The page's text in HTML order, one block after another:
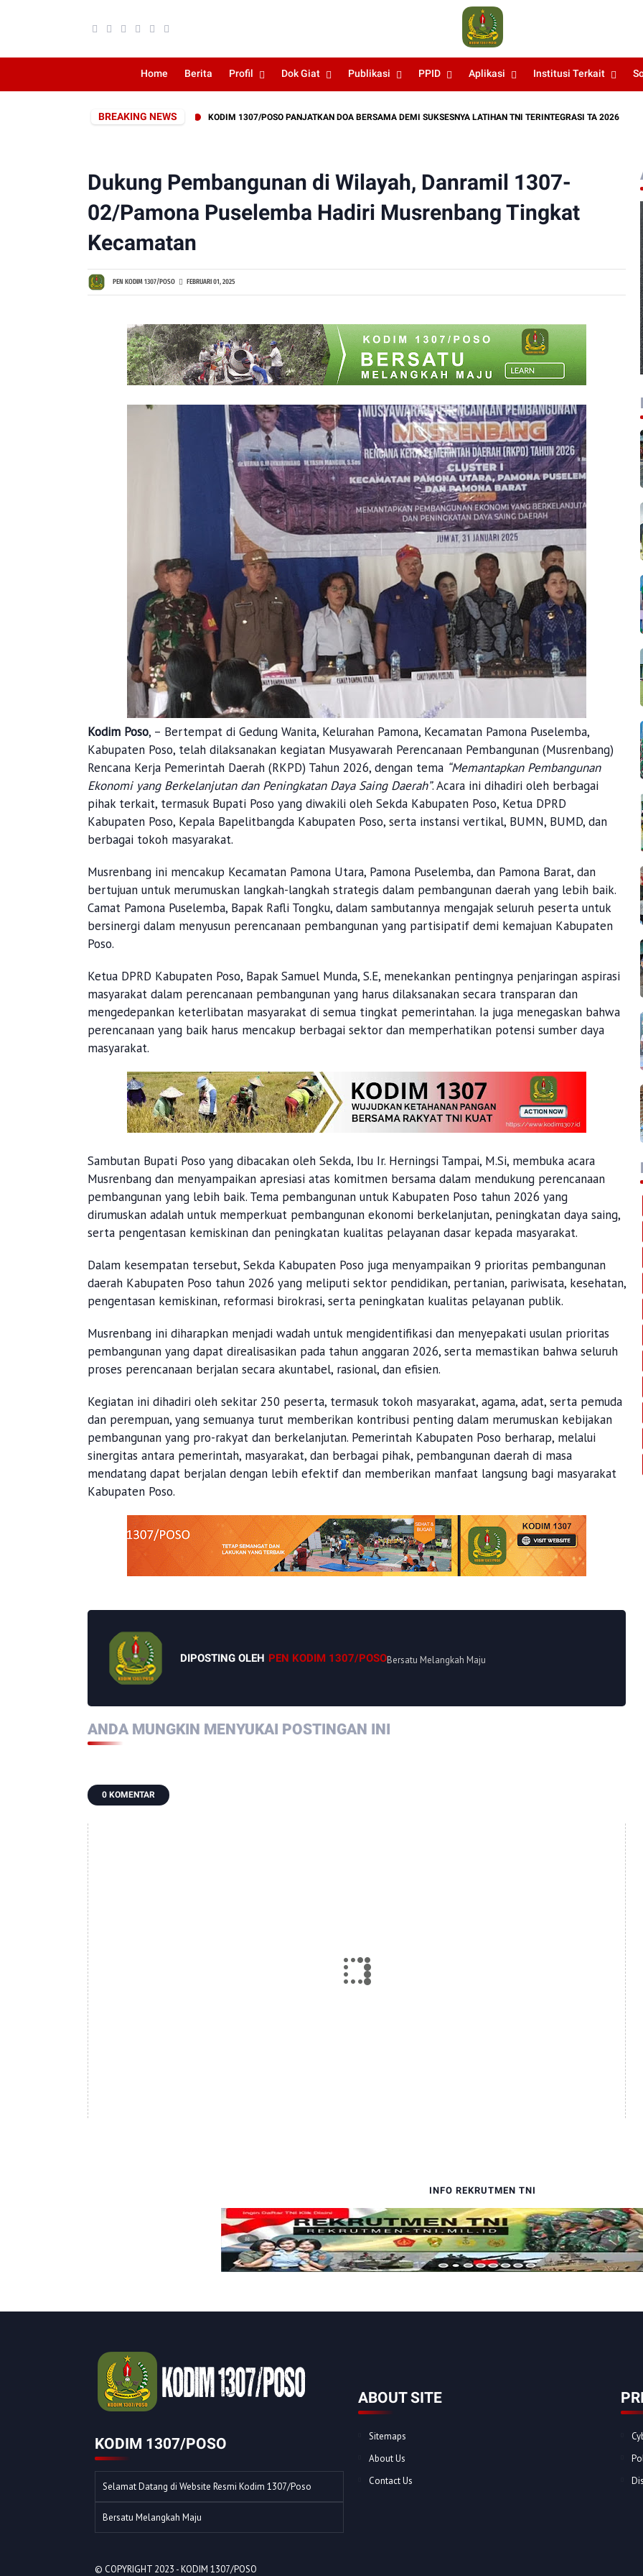
Home Berita Profil Dok Giat Publikasi PPID Aplikasi Institusi Terkait
BREAKING NEWS
BERHASIL DIPADAMKAN KODIM 1307/POSO PANJATKAN DOA BERSAMA DEMI SUKSESNYA LATIHAN TNI TERINTEGRASI TA 2026
Dukung Pembangunan di Wilayah, Danramil 1307-
02/Pamona Puselemba Hadiri Musrenbang Tingkat
Kecamatan
PEN KODIM 1307/POSO FEBRUARI 01, 2025
Kodim Poso, – Bertempat di Gedung Wanita, Kelurahan Pamona, Kecamatan Pamona Puselemba,
Kabupaten Poso, telah dilaksanakan kegiatan Musyawarah Perencanaan Pembangunan (Musrenbang)
Rencana Kerja Pemerintah Daerah (RKPD) Tahun 2026, dengan tema “Memantapkan Pembangunan
Ekonomi yang Berkelanjutan dan Peningkatan Daya Saing Daerah”. Acara ini dihadiri oleh berbagai
pihak terkait, termasuk Bupati Poso yang diwakili oleh Sekda Kabupaten Poso, Ketua DPRD
Kabupaten Poso, Kepala Bapelitbangda Kabupaten Poso, serta instansi vertikal, BUMN, BUMD, dan
berbagai tokoh masyarakat.
Musrenbang ini mencakup Kecamatan Pamona Utara, Pamona Puselemba, dan Pamona Barat, dan
bertujuan untuk merumuskan langkah-langkah strategis dalam pembangunan daerah yang lebih baik.
Camat Pamona Puselemba, Bapak Rafli Tongku, dalam sambutannya mengajak seluruh peserta untuk
bersinergi dalam menyusun perencanaan pembangunan yang partisipatif demi kemajuan Kabupaten
Poso.
Ketua DPRD Kabupaten Poso, Bapak Samuel Munda, S.E, menekankan pentingnya penjaringan aspirasi
masyarakat dalam perencanaan pembangunan yang harus dilaksanakan secara transparan dan
mengedepankan keterlibatan masyarakat di semua tingkat pemerintahan. Ia juga menegaskan bahwa
perencanaan yang baik harus mencakup berbagai sektor dan memperhatikan potensi sumber daya
masyarakat.
Sambutan Bupati Poso yang dibacakan oleh Sekda, Ibu Ir. Herningsi Tampai, M.Si, membuka acara
Musrenbang dan menyampaikan apresiasi atas komitmen bersama dalam mendukung perencanaan
pembangunan yang lebih baik. Tema pembangunan untuk Kabupaten Poso tahun 2026 yang
dirumuskan adalah untuk memperkuat pembangunan ekonomi berkelanjutan, peningkatan daya saing,
serta pengentasan kemiskinan dan peningkatan kualitas pelayanan dasar kepada masyarakat.
Dalam kesempatan tersebut, Sekda Kabupaten Poso juga menyampaikan 9 prioritas pembangunan
daerah Kabupaten Poso tahun 2026 yang meliputi sektor pendidikan, pertanian, pariwisata, kesehatan,
pengentasan kemiskinan, reformasi birokrasi, serta peningkatan kualitas pelayanan publik.
Musrenbang ini diharapkan menjadi wadah untuk mengidentifikasi dan menyepakati usulan prioritas
pembangunan yang dapat direalisasikan pada tahun anggaran 2026, serta memastikan bahwa seluruh
proses perencanaan berjalan secara akuntabel, rasional, dan efisien.
Kegiatan ini dihadiri oleh sekitar 250 peserta, termasuk tokoh masyarakat, agama, adat, serta pemuda
dan perempuan, yang semuanya turut memberikan kontribusi penting dalam merumuskan kebijakan
pembangunan yang pro-rakyat dan berkelanjutan. Pemerintah Kabupaten Poso berharap, melalui
sinergitas antara pemerintah, masyarakat, dan berbagai pihak, pembangunan daerah di masa
mendatang dapat berjalan dengan lebih efektif dan memberikan manfaat langsung bagi masyarakat
Kabupaten Poso.
DIPOSTING OLEH PEN KODIM 1307/POSOBersatu Melangkah Maju
ANDA MUNGKIN MENYUKAI POSTINGAN INI
0 KOMENTAR
INFO REKRUTMEN TNI
KODIM 1307/POSO
Selamat Datang di Website Resmi Kodim 1307/Poso
Bersatu Melangkah Maju
ABOUT SITE
Sitemaps
About Us
Contact Us
© COPYRIGHT 2023 -KODIM 1307/POSO